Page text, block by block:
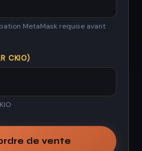
MetaMask requise avant
CKIO)
de vente